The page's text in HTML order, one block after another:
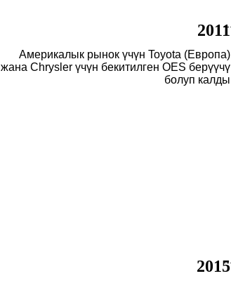
2011
Америкалык рынок үчүн Toyota (Европа)
жана Chrysler үчүн бекитилген OES берүүчү
болуп калды
2015